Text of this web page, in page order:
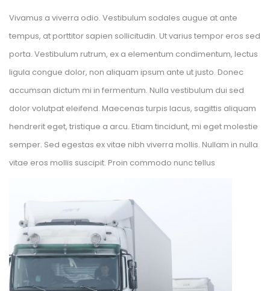
Vivamus a viverra odio. Vestibulum sodales augue at ante
tempus, at porttitor sapien sollicitudin. Ut varius tempor eros sed
porta. Vestibulum rutrum, ex a elementum condimentum, lectus
ligula congue dolor, non aliquam ipsum ante ut justo. Donec
accumsan dictum mi in fermentum. Nulla vestibulum dui sed
dolor volutpat eleifend. Maecenas turpis lacus, sagittis aliquam
hendrerit eget, tristique a arcu. Etiam tincidunt, mi eget molestie
emper. Sed egestas ex vitae nibh viverra mollis. Nullam in nulla
vitae eros mollis suscipit. Proin commodo nunc tellu